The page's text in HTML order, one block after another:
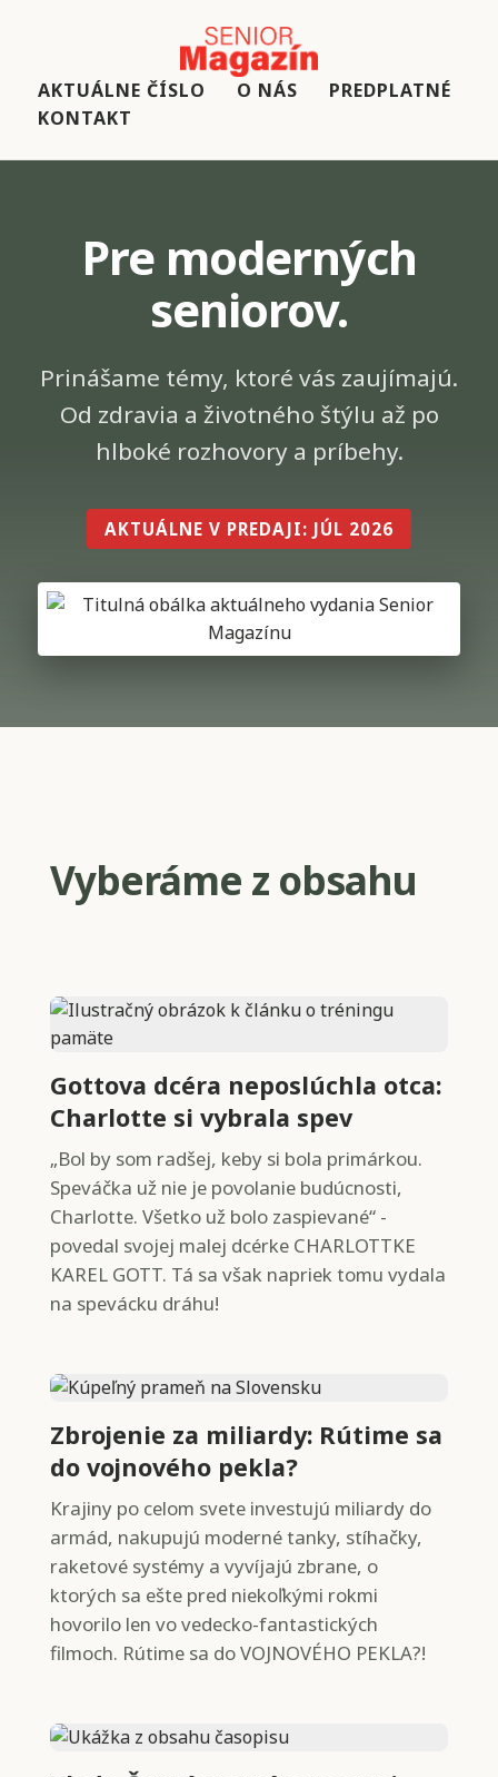
AKTUÁLNE ČÍSLO O NÁS
PREDPLATNÉ
KONTAKT
Pre moderných
seniorov.
Prinášame témy, ktoré vás zaujímajú.
Od zdravia a životného štýlu až po
hlboké rozhovory a príbehy.
AKTUÁLNE V PREDAJI: JÚL 2026
Vyberáme z obsahu
Gottova dcéra neposlúchla otca:
Charlotte si vybrala spev
„Bol by som radšej, keby si bola primárkou.
Speváčka už nie je povolanie budúcnosti,
Charlotte. Všetko už bolo zaspievané“ -
povedal svojej malej dcérke CHARLOTTKE
KAREL GOTT. Tá sa však napriek tomu vydala
na spevácku dráhu!
Zbrojenie za miliardy: Rútime sa
do vojnového pekla?
Krajiny po celom svete investujú miliardy do
armád, nakupujú moderné tanky, stíhačky,
raketové systémy a vyvíjajú zbrane, o
ktorých sa ešte pred niekoľkými rokmi
hovorilo len vo vedecko-fantastických
filmoch. Rútime sa do VOJNOVÉHO PEKLA?!